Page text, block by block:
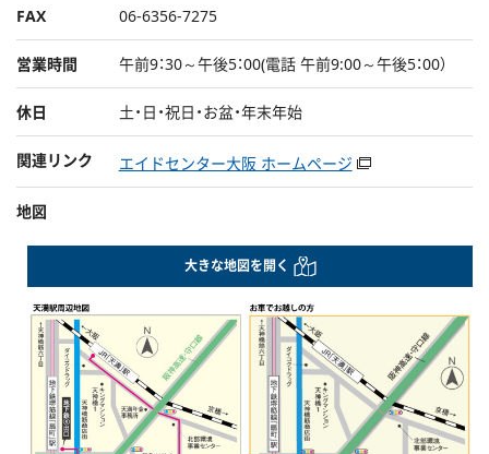
FAX 06-6356-7275
営業時間 午前9：30～午後5：00(電話 午前9:00～午後5：00）
休日 土・日・祝日・お盆・年末年始
関連リンク エイドセンター大阪 ホームページ
地図
大きな地図を開く